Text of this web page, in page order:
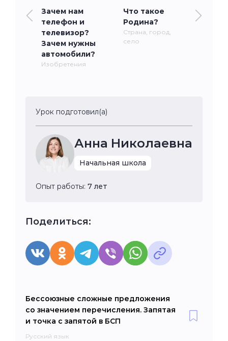
Зачем нам
телефон и
телевизор?
Зачем нужны
автомобили?
Изобретения
Что такое
Родина?
Страна, город,
село
Урок подготовил(а)
Анна Николаевна
Начальная школа
Опыт работы: 7 лет
Поделиться:
Бессоюзные сложные предложения
со значением перечисления. Запятая
и точка с запятой в БСП
Русский язык